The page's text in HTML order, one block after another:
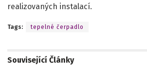
realizovaných instalací.
Tags: tepelné čerpadlo
Související Články